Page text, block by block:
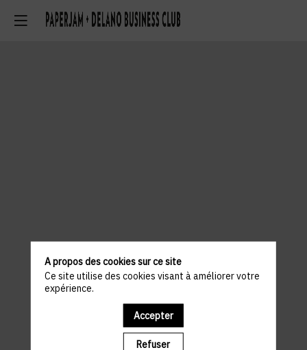
Il manque du contenu : rafraichissez votre navigateur
A propos des cookies sur ce site
Ce site utilise des cookies visant à améliorer votre
expérience.
Accepter
Refuser